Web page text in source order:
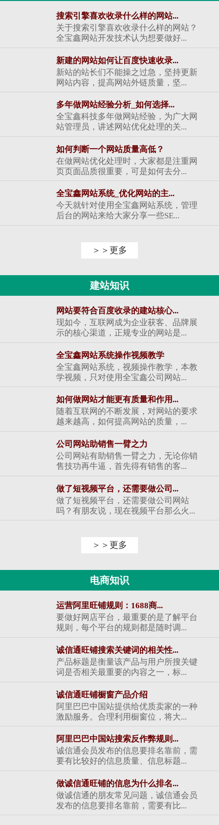
搜索引擎喜欢收录什么样的网站...
关于搜索引擎喜欢收录什么样的网站？
全宝鑫网站开发技术认为想要做好...
新建的网站如何让百度快速收录...
新站的站长们不能操之过急，坚持更新
网站内容，提高网站外链质量，坚...
多年做网站经验分析_如何选择...
全宝鑫科技多年做网站经验，为广大网
站管理员，讲述网站优化处理的关...
如何判断一个网站质量高低？
在做网站优化处理时，大家都是注重网
页页面品质很重要，可是如何去分...
全宝鑫网站系统_优化网站的主...
今天就针对使用全宝鑫网站系统，管理
后台的网站来给大家分享一些SE...
＞＞更多
建站知识
网站要符合百度收录的建站核心...
现如今，互联网成为企业获客、品牌展
示的核心渠道，正规专业的网站是...
全宝鑫网站系统操作视频教学
全宝鑫网站系统，视频操作教学，本教
学视频，只对使用全宝鑫公司网站...
如何做网站才能更有质量和作用...
随着互联网的不断发展，对网站的要求
越来越高，如何提高网站的质量，...
公司网站助销售一臂之力
公司网站有助销售一臂之力，无论你销
售技功再牛逼，首先得有销售的客...
做了短视频平台，还需要做公司...
做了短视频平台，还需要做公司网站
吗？有朋友说，现在视频平台那么火...
＞＞更多
电商知识
运营阿里旺铺规则：1688商...
要做好网店平台，最重要的是了解平台
规则，每个平台的规则都是随时调...
诚信通旺铺搜索关键词的相关性...
产品标题是衡量该产品与用户所搜关键
词是否相关最重要的内容之一，标...
诚信通旺铺橱窗产品介绍
阿里巴巴中国站提供给优质卖家的一种
激励服务。合理利用橱窗位，将大...
阿里巴巴中国站搜索反作弊规则...
诚信通会员发布的信息要排名靠前，需
要有比较好的信息质量、信息标题...
做诚信通旺铺的信息为什么排名...
做诚信通的朋友常见问题，诚信通会员
发布的信息要排名靠前，需要有比...